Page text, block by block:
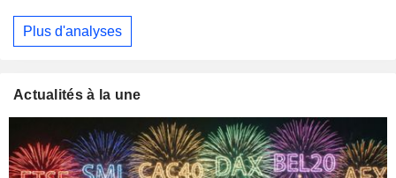
Plus d'analyses
Actualités à la une